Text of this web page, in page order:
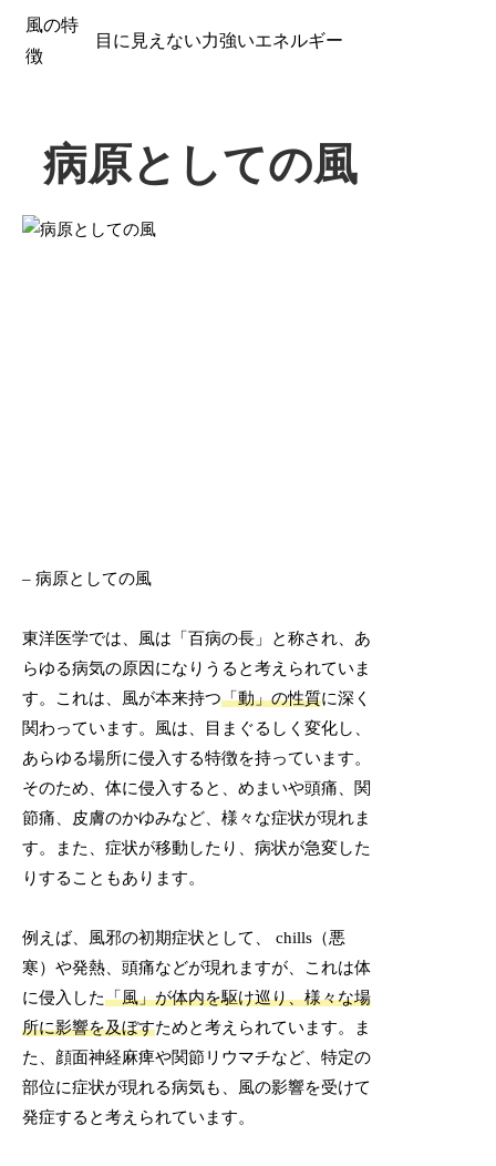
風の特
徴
目に見えない力強いエネルギー
病原としての風
– 病原としての風
東洋医学では、風は「百病の長」と称され、あ
らゆる病気の原因になりうると考えられていま
す。これは、風が本来持つ「動」の性質に深く
関わっています。風は、目まぐるしく変化し、
あらゆる場所に侵入する特徴を持っています。
そのため、体に侵入すると、めまいや頭痛、関
節痛、皮膚のかゆみなど、様々な症状が現れま
す。また、症状が移動したり、病状が急変した
りすることもあります。
例えば、風邪の初期症状として、 chills（悪
寒）や発熱、頭痛などが現れますが、これは体
に侵入した「風」が体内を駆け巡り、様々な場
所に影響を及ぼすためと考えられています。ま
た、顔面神経麻痺や関節リウマチなど、特定の
部位に症状が現れる病気も、風の影響を受けて
発症すると考えられています。